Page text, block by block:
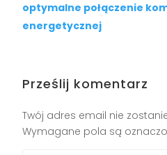
optymalne połączenie
energetycznej
Prześlij komentarz
Twój adres email nie
Wymagane pola są